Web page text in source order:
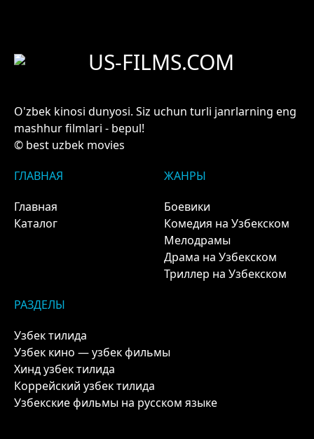
US-FILMS.COM
O'zbek kinosi dunyosi. Siz uchun turli janrlarning eng
mashhur filmlari - bepul!
© best uzbek movies
ГЛАВНАЯ
Главная
Каталог
ЖАНРЫ
Боевики
Комедия на Узбекском
Мелодрамы
Драма на Узбекском
Триллер на Узбекском
РАЗДЕЛЫ
Узбек тилида
Узбек кино — узбек фильмы
Хинд узбек тилида
Коррейский узбек тилида
Узбекские фильмы на русском языке